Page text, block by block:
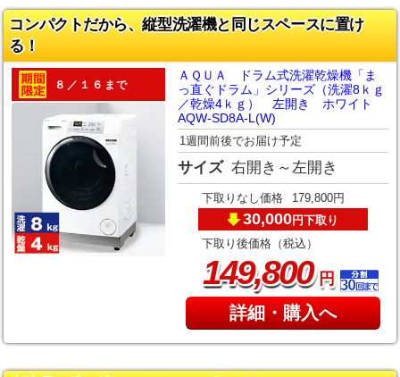
コンパクトだから、縦型洗濯機と同じスペースに置け
る！
８／１６まで
ＡＱＵＡ ドラム式洗濯乾燥機「ま
っ直ぐドラム」シリーズ（洗濯8ｋｇ
／乾燥4ｋｇ） 左開き ホワイト
AQW-SD8A-L(W)
1週間前後でお届け予定
サイズ 右開き～左開き
下取りなし価格 179,800円
30,000円下取り
下取り後価格（税込）
149,800円
詳細・購入へ